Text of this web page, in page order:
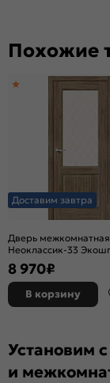
Похожие
Доставим завтра
Дверь межкомнатная
Неоклассик-33
Original Oak,
white сrystal, кромка
филенчатая
8 970₽
В корзину
Установим
и